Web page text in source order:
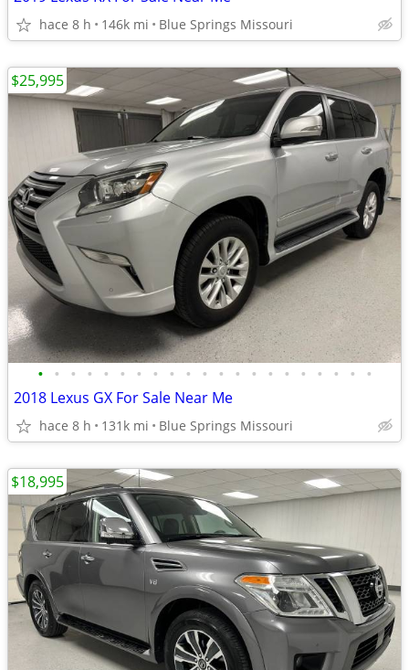
hace 8 h 146k mi Blue Springs Missouri
• • • • • • • • • • • • • • • • • • • • •
2018 Lexus GX For Sale Near Me
hace 8 h 131k mi Blue Springs Missouri
$25,995
$18,995